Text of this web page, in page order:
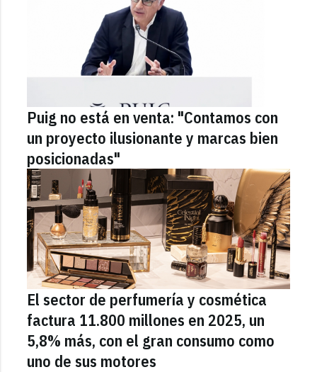
Puig no está en venta: "Contamos con
un proyecto ilusionante y marcas bien
posicionadas"
El sector de perfumería y cosmética
factura 11.800 millones en 2025, un
5,8% más, con el gran consumo como
uno de sus motores